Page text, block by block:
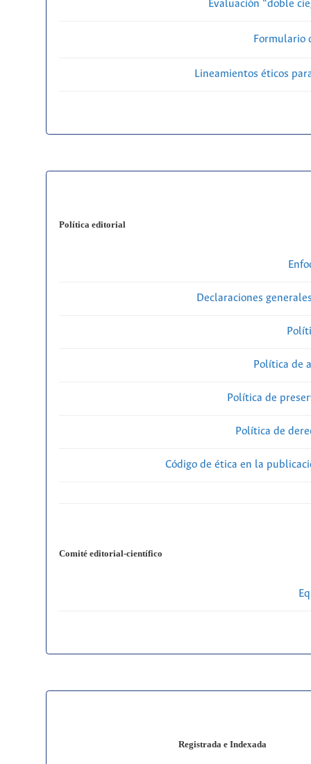
Evaluación “doble
Formulario
Lineamientos éticos
Política editorial
Declaraciones
Política de
Política de
Política de
Código de ética en la
Comité editorial-científico
Registrada e Indexada